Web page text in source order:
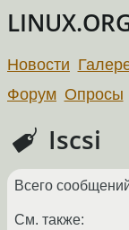
Новости
Форум Опросы
Iscsi
Всего
См. также: